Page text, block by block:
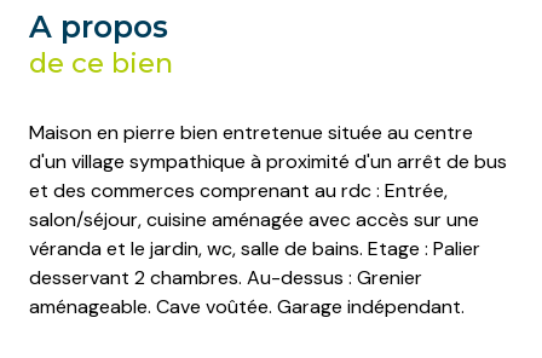
A propos
de ce bien
Maison en pierre bien entretenue située au centre
d'un village sympathique à proximité d'un arrêt de bus
et des commerces comprenant au rdc : Entrée,
salon/séjour, cuisine aménagée avec accès sur une
véranda et le jardin, wc, salle de bains. Etage : Palier
desservant 2 chambres. Au-dessus : Grenier
aménageable. Cave voûtée. Garage indépendant.